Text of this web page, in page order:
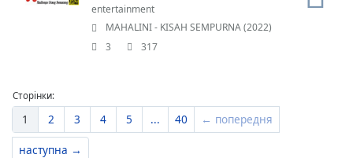
entertainment
MAHALINI - KISAH SEMPURNA (2022)
3
317
Сторінки:
1 2 3 4 5 ... 40 ← попередня
наступна →